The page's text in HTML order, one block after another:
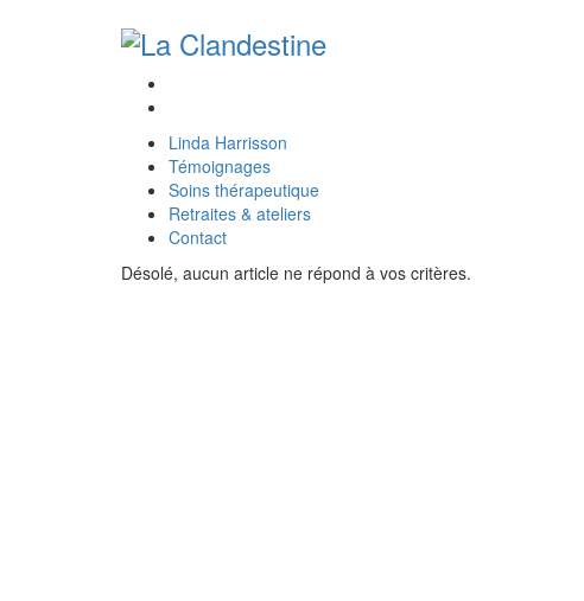
Linda Harrisson
Témoignages
Soins thérapeutique
Retraites & ateliers
Contact
Désolé, aucun article ne répond à vos critères.